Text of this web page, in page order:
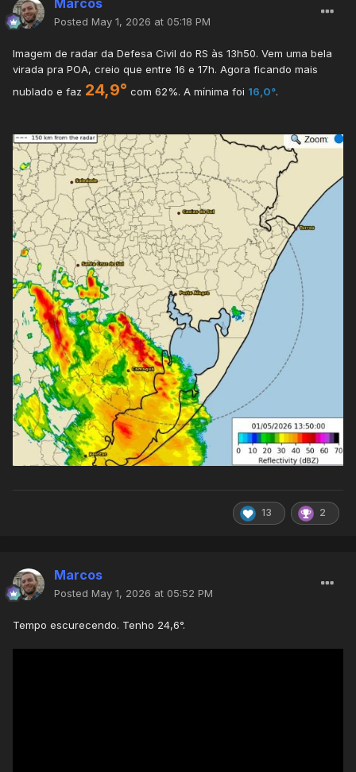
Marcos
Posted May 1, 2026 at 05:18 PM
Imagem de radar da Defesa Civil do RS às 13h50. Vem uma bela
virada pra POA, creio que entre 16 e 17h. Agora ficando mais
nublado e faz 24,9° com 62%. A mínima foi 16,0°.
13 2
Marcos
Posted May 1, 2026 at 05:52 PM
Tempo escurecendo. Tenho 24,6°.